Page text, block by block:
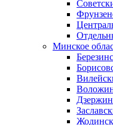
Минское